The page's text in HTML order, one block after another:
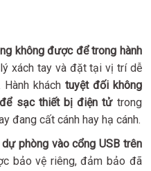
không được để trong hành
xách tay và đặt tại vị trí dễ
Hành khách tuyệt đối không
sạc thiết bị điện tửtrong
đang cất cánh hay hạ cánh.
phòng vào cổng USB trên
bảo vệ riêng, đảm bảo đã